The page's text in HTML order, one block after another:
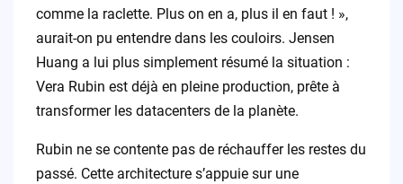
comme la raclette. Plus on en a, plus il en faut ! »,
aurait-on pu entendre dans les couloirs. Jensen
Huang a lui plus simplement résumé la situation :
Vera Rubin est déjà en pleine production, prête à
transformer les datacenters de la planète.
Rubin ne se contente pas de réchauffer les restes du
passé. Cette architecture s’appuie sur une